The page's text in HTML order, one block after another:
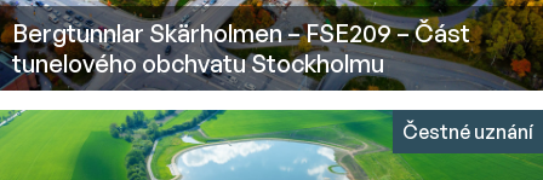
Bergtunnlar Skärholmen – FSE209 – Část
tunelového obchvatu Stockholmu
Čestné uznání